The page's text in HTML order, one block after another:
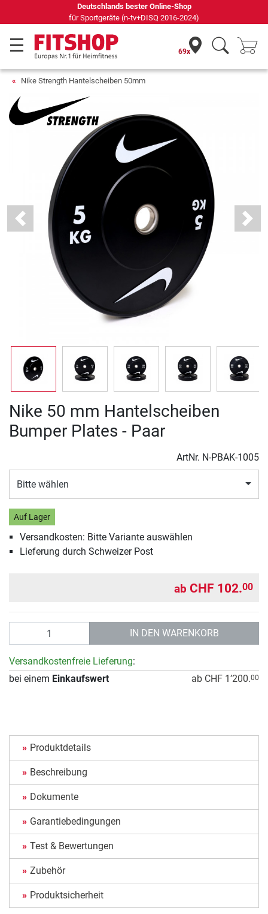
Deutschlands bester Online-Shop
für Sportgeräte (n-tv+DISQ 2016-2024)
69x
Nike Strength Hantelscheiben 50mm
Previous Next
Nike 50 mm Hantelscheiben
Bumper Plates - Paar
ArtNr. N-PBAK-1005
Bitte wählen
Auf Lager
Versandkosten: Bitte Variante auswählen
Lieferung durch Schweizer Post
ab CHF 102.00
IN DEN WARENKORB
Versandkostenfreie Lieferung:
bei einem Einkaufswert ab CHF 1’200.00
Produktdetails
Beschreibung
Dokumente
Garantiebedingungen
Test & Bewertungen
Zubehör
Produktsicherheit